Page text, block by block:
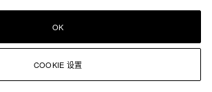
COOKIE 设置
OK